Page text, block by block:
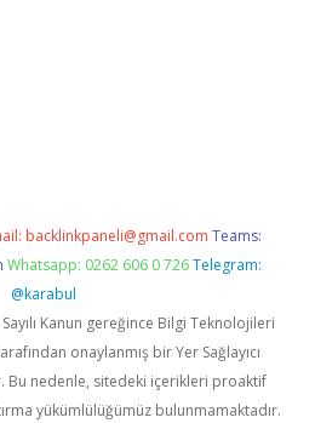
backlinkpaneli@gmail.com Teams:
Whatsapp: 0262 606 0 726 Telegram:
@karabul
Kanun gereğince Bilgi Teknolojileri
onaylanmış bir Yer Sağlayıcı
Bu nedenle, sitedeki içerikleri proaktif
yükümlülüğümüz bulunmamaktadır.